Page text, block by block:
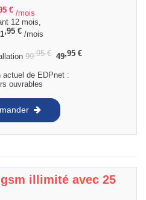
€ /mois
12 mois,
,95 €/mois
99,95€ 49,95 €
actuel de EDPnet :
ouvrables
gsm illimité avec 25